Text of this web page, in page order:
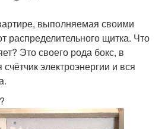
выполняемая своими
распределительного щитка. Что
Это своего рода бокс, в
электроэнергии и вся